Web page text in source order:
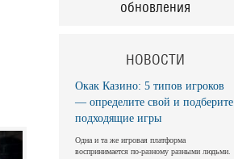
обновления
НОВОСТИ
Окак Казино: 5 типов игроков
— определите свой и подберите
подходящие игры
Одна и та же игровая платформа
воспринимается по-разному разными людьми.